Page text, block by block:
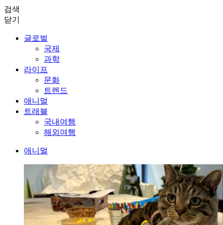
검색
닫기
글로벌
국제
과학
라이프
문화
트렌드
애니멀
트래블
국내여행
해외여행
애니멀